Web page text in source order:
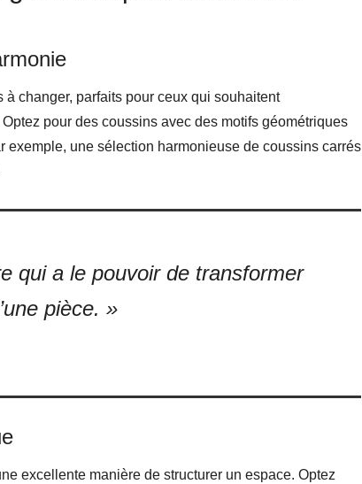
changer, parfaits pour ceux qui souhaitent
pour des coussins avec des motifs géométriques
exemple, une sélection harmonieuse de coussins carrés
qui a le pouvoir de transformer
pièce. »
excellente manière de structurer un espace. Optez